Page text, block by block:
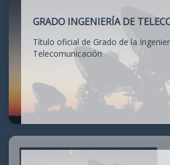
GRADO INGENIERÍA DE
Título oficial de Grado de la
Telecomunicación